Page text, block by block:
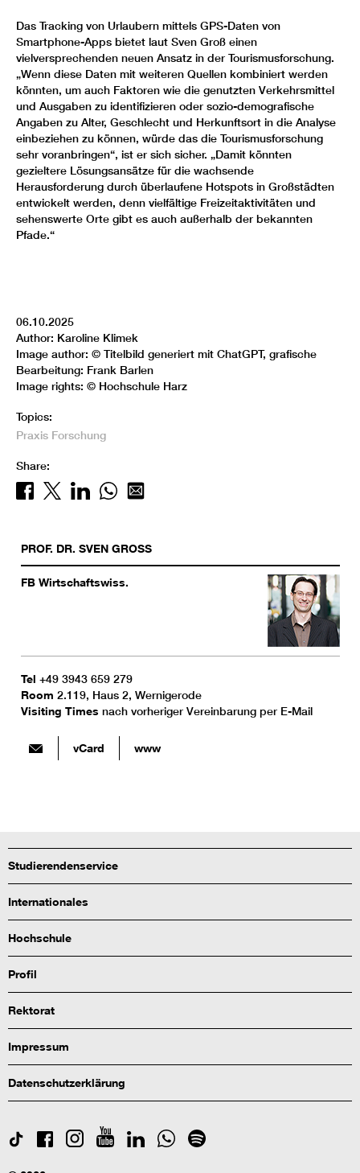
Das Tracking von Urlaubern mittels GPS-Daten von
Smartphone-Apps bietet laut Sven Groß einen
vielversprechenden neuen Ansatz in der Tourismusforschung.
„Wenn diese Daten mit weiteren Quellen kombiniert werden
könnten, um auch Faktoren wie die genutzten Verkehrsmittel
und Ausgaben zu identifizieren oder sozio-demografische
Angaben zu Alter, Geschlecht und Herkunftsort in die Analyse
einbeziehen zu können, würde das die Tourismusforschung
sehr voranbringen“, ist er sich sicher. „Damit könnten
gezieltere Lösungsansätze für die wachsende
Herausforderung durch überlaufene Hotspots in Großstädten
entwickelt werden, denn vielfältige Freizeitaktivitäten und
sehenswerte Orte gibt es auch außerhalb der bekannten
Pfade.“
06.10.2025
Author: Karoline Klimek
Image author: © Titelbild generiert mit ChatGPT, grafische
Bearbeitung: Frank Barlen
Image rights: © Hochschule Harz
Topics:
Praxis Forschung
Share:
PROF. DR. SVEN GROSS
FB Wirtschaftswiss.
Tel +49 3943 659 279
Room 2.119, Haus 2, Wernigerode
Visiting Times nach vorheriger Vereinbarung per E-Mail
vCard www
Studierendenservice
Internationales
Hochschule
Profil
Rektorat
Impressum
Datenschutzerklärung